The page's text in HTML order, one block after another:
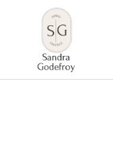
contenu